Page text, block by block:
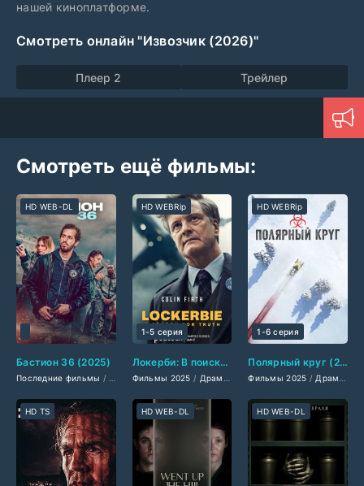
нашей киноплатформе.
Смотреть онлайн "Извозчик (2026)"
Плеер 2 Трейлер
Смотреть ещё фильмы:
Бастион 36 (2025)
Последние фильмы / Фильмы 2025 /Драмы 2025 Фильмы-криминал 2025
HD WEB-DL
Локерби: В поисках правды (2025)
Фильмы 2025 / Драмы 2025 /Сериалы 2025/
HD WEBRip
1-5 серия
Полярный круг (2018-2026)
Фильмы 2025 / Драмы 2025
HD WEBRip
1-6 серия
HD TS HD WEB-DL HD WEB-DL